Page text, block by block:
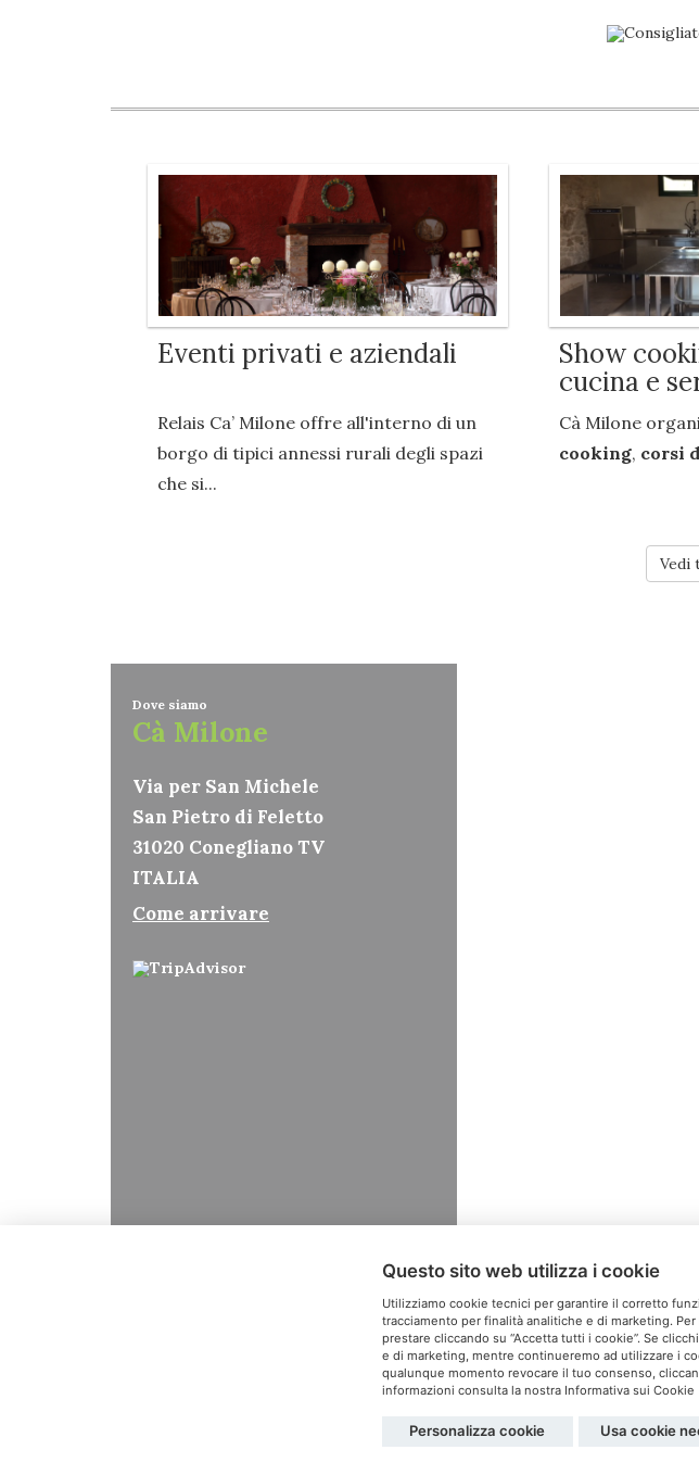
Eventi privati e aziendali
Relais Ca’ Milone offre all'interno di un
borgo di tipici annessi rurali degli spazi
che si...
Show
cucina e
Cà Milone
cooking, corsi
Vedi
Dove siamo
Cà Milone
Via per San Michele
San Pietro di Feletto
31020 Conegliano TV
ITALIA
Come arrivare
Via San Michele,
Tel. 0438 60037 - Cell.
Questo sito web utilizza i cookie
Utilizziamo cookie tecnici per garantire il corretto
tracciamento per finalità analitiche e di marketing.
prestare cliccando su “Accetta tutti i cookie”. Se
e di marketing, mentre continueremo ad utilizzare i
qualunque momento revocare il tuo consenso,
informazioni consulta la nostra Informativa sui Cookie
Usa cookie
Personalizza cookie